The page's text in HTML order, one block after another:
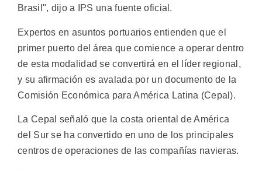
Brasil", dijo a IPS una fuente oficial.
Expertos en asuntos portuarios entienden que el
primer puerto del área que comience a operar dentro
de esta modalidad se convertirá en el líder regional,
y su afirmación es avalada por un documento de la
Comisión Económica para América Latina (Cepal).
La Cepal señaló que la costa oriental de América
del Sur se ha convertido en uno de los principales
centros de operaciones de las compañías navieras.